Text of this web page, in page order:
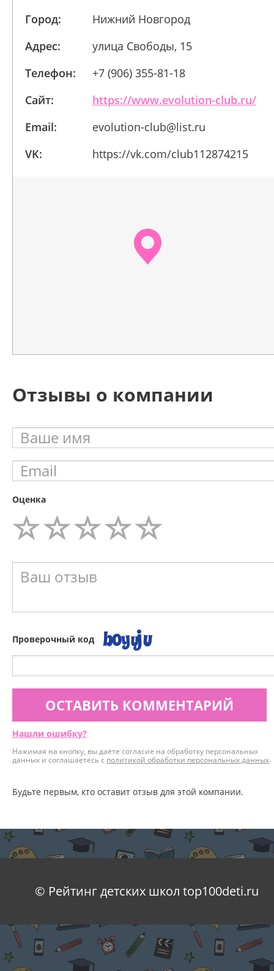
Город:
Нижний Новгород
Адрес:
улица Свободы, 15
Телефон:
+7 (906) 355-81-18
Сайт:
https://www.evolution-club.ru/
Email:
evolution-club@list.ru
VK:
https://vk.com/club112874215
Отзывы о компании
Оценка
Проверочный код
ОСТАВИТЬ КОММЕНТАРИЙ
Нашли ошибку?
Нажимая на кнопку, вы даёте согласие на обработку персональных
данных и соглашаетесь с политикой обработки персональных данных.
Будьте первым, кто оставит отзыв для этой компании.
© Рейтинг детских школ top100deti.ru